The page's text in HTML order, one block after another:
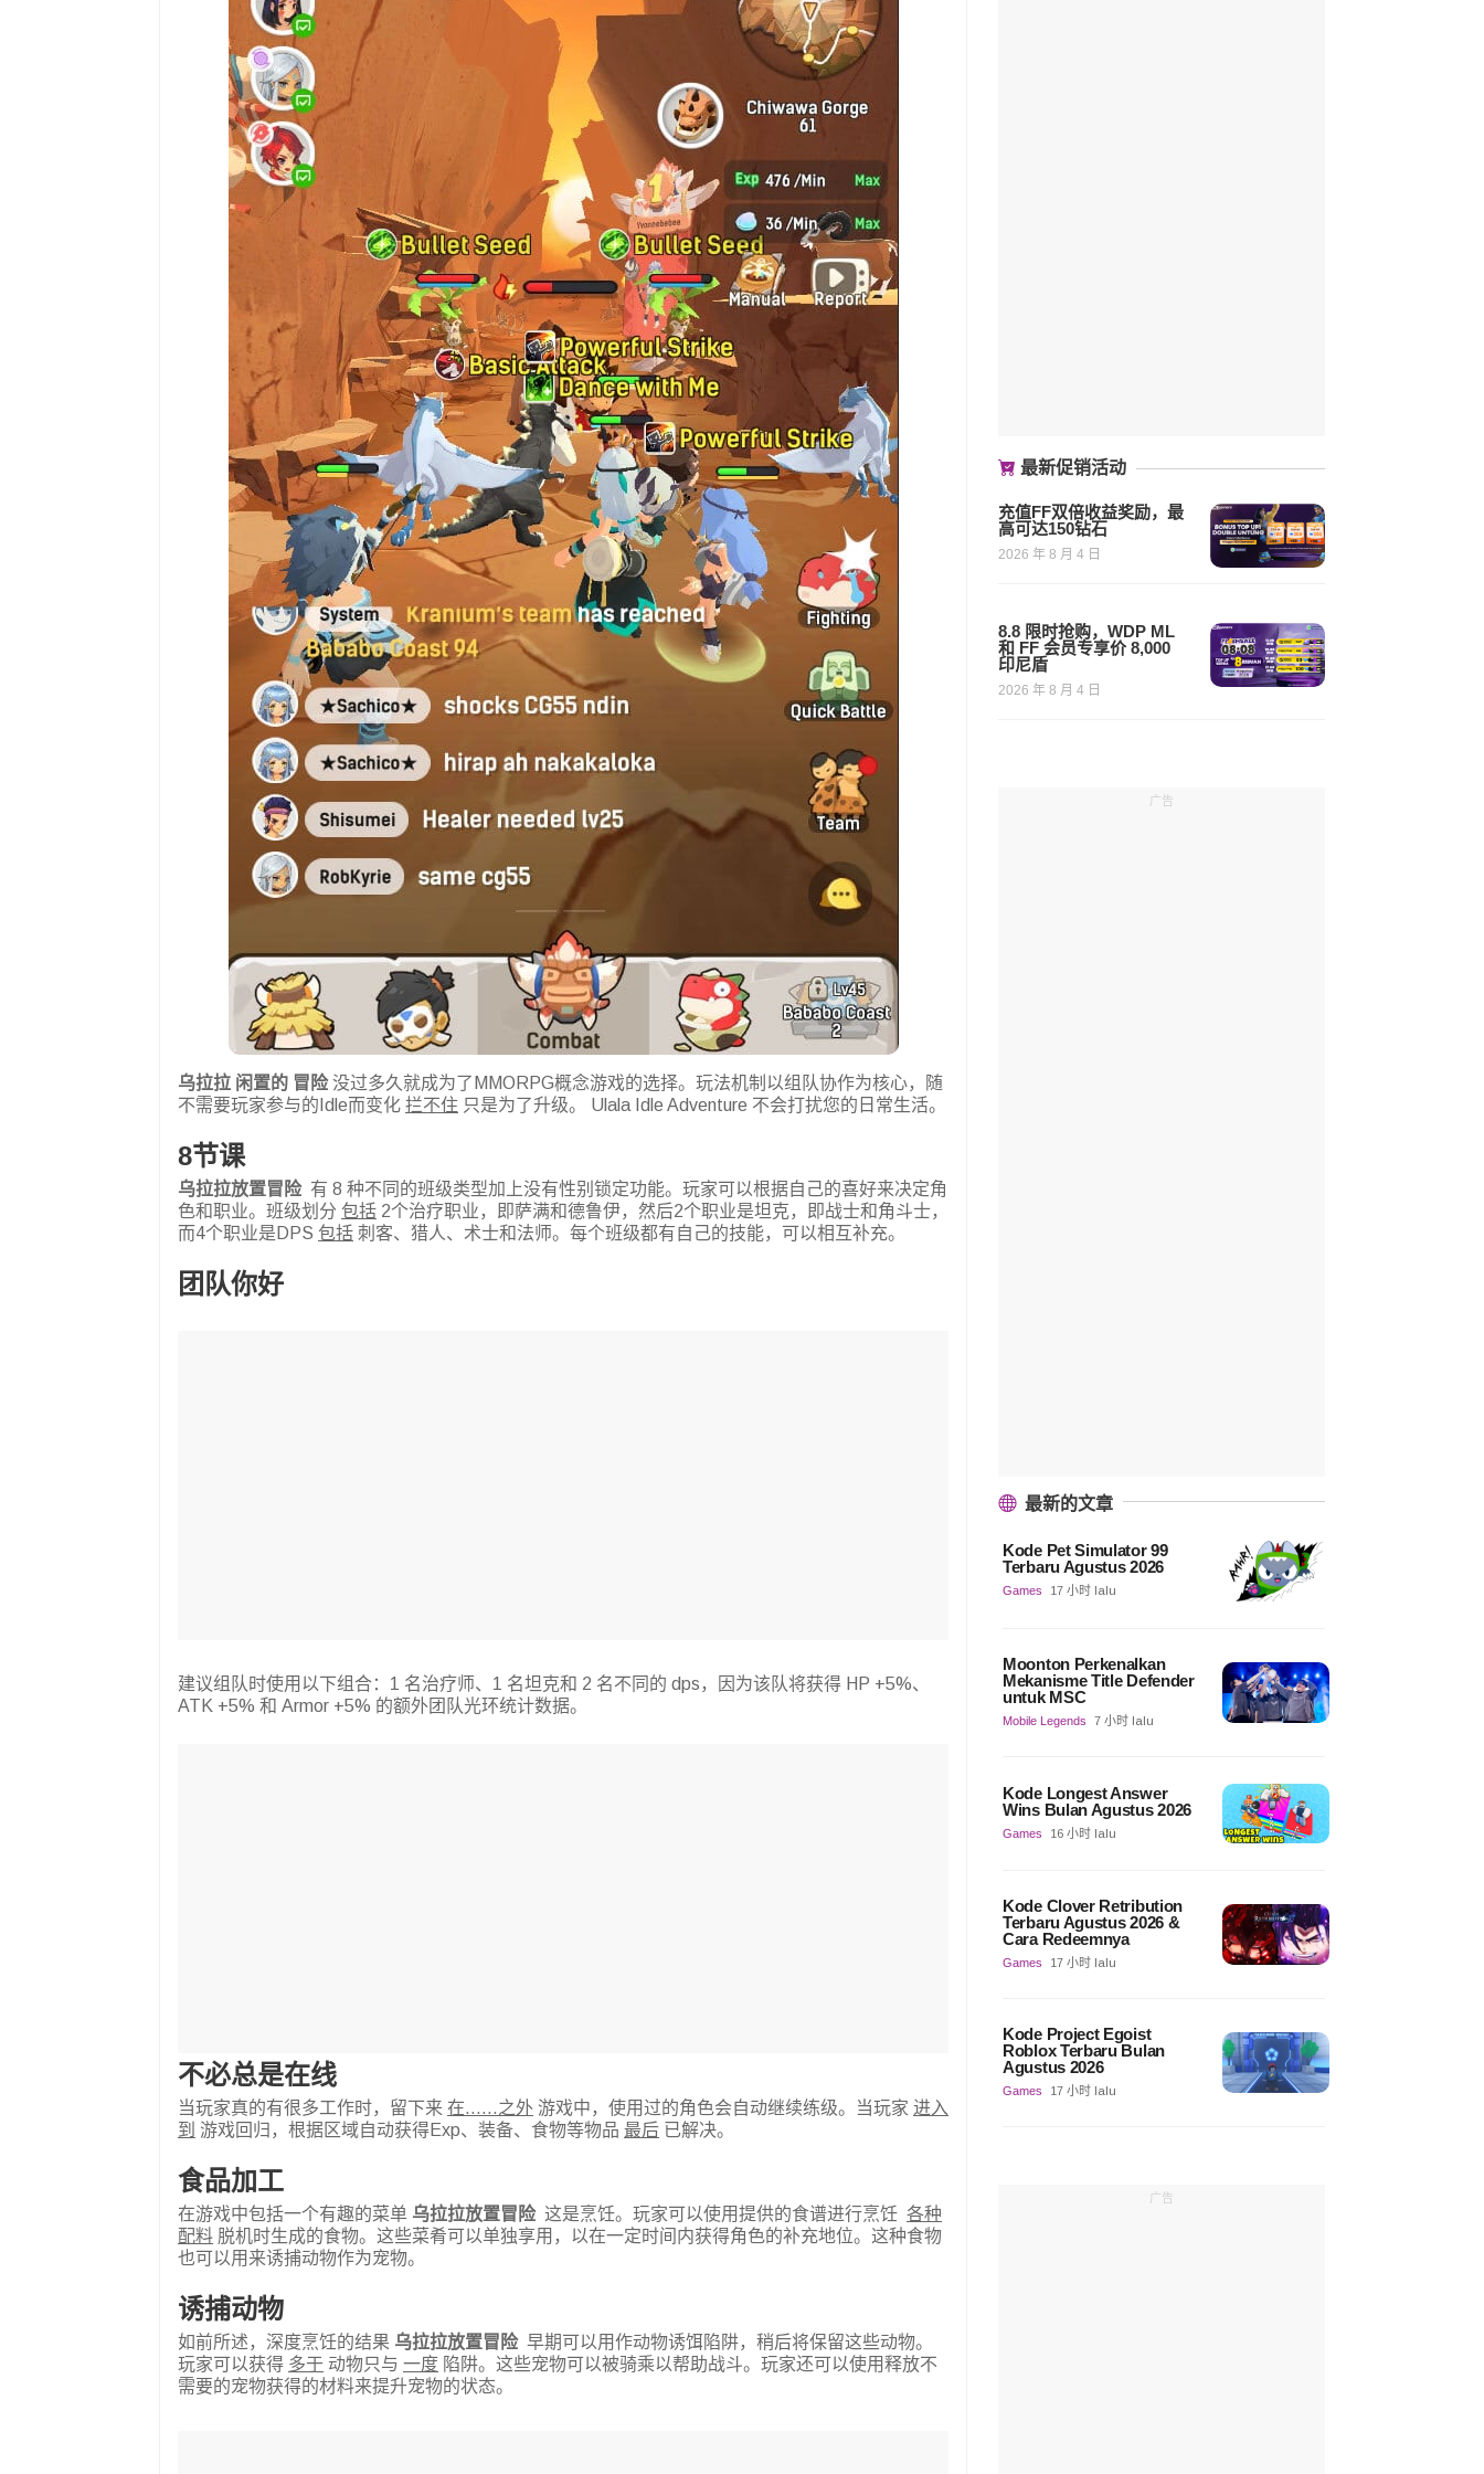
乌拉拉 闲置的 冒险没过多久就成为了MMORPG概念游戏的选择。玩法机制以组队协作为核心，随
不需要玩家参与的Idle而变化 拦不住 只是为了升级。 Ulala Idle Adventure 不会打扰您的日常生活。
8节课
乌拉拉放置冒险有 8 种不同的班级类型加上没有性别锁定功能。玩家可以根据自己的喜好来决定角
色和职业。班级划分 包括 2个治疗职业，即萨满和德鲁伊，然后2个职业是坦克，即战士和角斗士，
而4个职业是DPS 包括 刺客、猎人、术士和法师。每个班级都有自己的技能，可以相互补充。
团队你好
建议组队时使用以下组合：1 名治疗师、1 名坦克和 2 名不同的 dps，因为该队将获得 HP +5%、
ATK +5% 和 Armor +5% 的额外团队光环统计数据。
不必总是在线
当玩家真的有很多工作时，留下来 在......之外 游戏中，使用过的角色会自动继续练级。当玩家 进入
到 游戏回归，根据区域自动获得Exp、装备、食物等物品 最后 已解决。
食品加工
在游戏中包括一个有趣的菜单 乌拉拉放置冒险这是烹饪。玩家可以使用提供的食谱进行烹饪 各种
配料 脱机时生成的食物。这些菜肴可以单独享用，以在一定时间内获得角色的补充地位。这种食物
也可以用来诱捕动物作为宠物。
诱捕动物
如前所述，深度烹饪的结果 乌拉拉放置冒险早期可以用作动物诱饵陷阱，稍后将保留这些动物。
玩家可以获得 多于 动物只与 一度 陷阱。这些宠物可以被骑乘以帮助战斗。玩家还可以使用释放不
需要的宠物获得的材料来提升宠物的状态。
最新促销活动
充值FF双倍收益奖励，最
高可达150钻石
2026 年 8 月 4 日
8.8 限时抢购，WDP ML
和 FF 会员专享价 8,000
印尼盾
2026 年 8 月 4 日
广告
最新的文章
Kode Pet Simulator 99
Terbaru Agustus 2026
Games 17 小时 lalu
Moonton Perkenalkan
Mekanisme Title Defender
untuk MSC
Mobile Legends 7 小时 lalu
Kode Longest Answer
Wins Bulan Agustus 2026
Games 16 小时 lalu
Kode Clover Retribution
Terbaru Agustus 2026 &
Cara Redeemnya
Games 17 小时 lalu
Kode Project Egoist
Roblox Terbaru Bulan
Agustus 2026
Games 17 小时 lalu
广告